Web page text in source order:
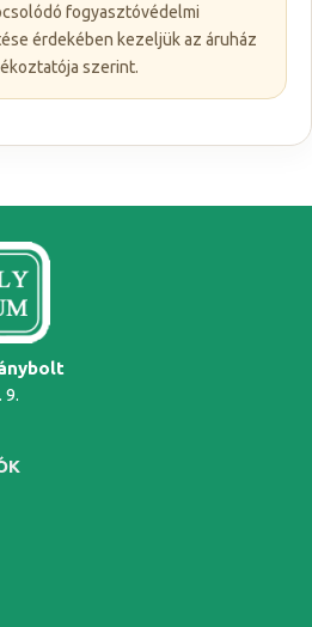
fogyasztóvédelmi
érdekében kezeljük az áruház
szerint.
9.